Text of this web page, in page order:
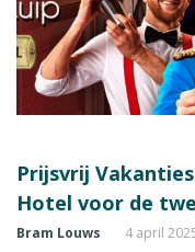
Prijsvrij
Hotel voor de
Bram Louws 4 april